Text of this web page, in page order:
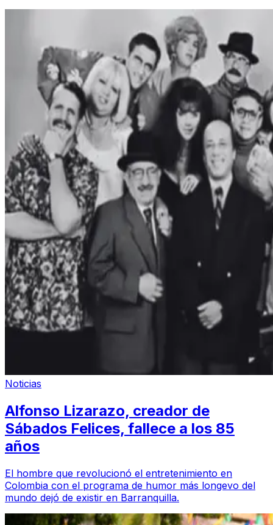
Noticias
Alfonso Lizarazo, creador de
Sábados Felices, fallece a los 85
años
El hombre que revolucionó el entretenimiento en
Colombia con el programa de humor más longevo del
mundo dejó de existir en Barranquilla.